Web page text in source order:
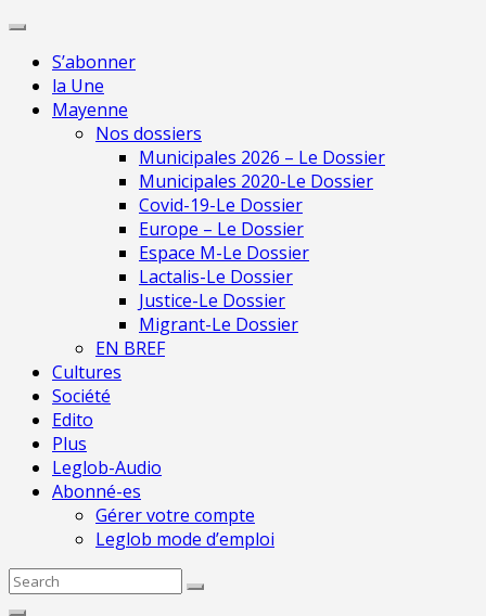
Skip
contentS’abonner
la Une
Mayenne
Nos dossiers
Municipales 2026 – Le Dossier
Municipales 2020-Le Dossier
Covid-19-Le Dossier
Europe – Le Dossier
Espace M-Le Dossier
Lactalis-Le Dossier
Justice-Le Dossier
Migrant-Le Dossier
EN BREF
Cultures
Société
Edito
Plus
Leglob-Audio
Abonné-es
Gérer votre compte
Leglob mode d’emploi
Search
indépendante en
Mayenne